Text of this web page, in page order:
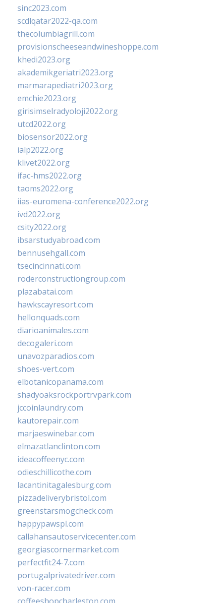
sinc2023.com
scdlqatar2022-qa.com
thecolumbiagrill.com
provisionscheeseandwineshoppe.com
khedi2023.org
akademikgeriatri2023.org
marmarapediatri2023.org
emchie2023.org
girisimselradyoloji2022.org
utcd2022.org
biosensor2022.org
ialp2022.org
klivet2022.org
ifac-hms2022.org
taoms2022.org
iias-euromena-conference2022.org
ivd2022.org
csity2022.org
ibsarstudyabroad.com
bennusehgall.com
tsecincinnati.com
roderconstructiongroup.com
plazabatai.com
hawkscayresort.com
hellonquads.com
diarioanimales.com
decogaleri.com
unavozparadios.com
shoes-vert.com
elbotanicopanama.com
shadyoaksrockportrvpark.com
jccoinlaundry.com
kautorepair.com
marjaeswinebar.com
elmazatlanclinton.com
ideacoffeenyc.com
odieschillicothe.com
lacantinitagalesburg.com
pizzadeliverybristol.com
greenstarsmogcheck.com
happypawspl.com
callahansautoservicecenter.com
georgiascornermarket.com
perfectfit24-7.com
portugalprivatedriver.com
von-racer.com